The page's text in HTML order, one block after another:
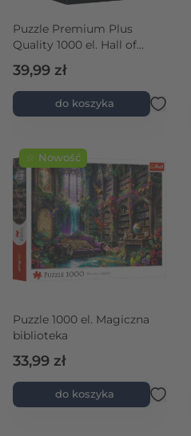
Puzzle Premium Plus
Quality 1000 el. Hall of
Horror: Egzorcysta
39,99 zł
do koszyka
☆ Nowość
Puzzle 1000 el. Magiczna
biblioteka
33,99 zł
do koszyka